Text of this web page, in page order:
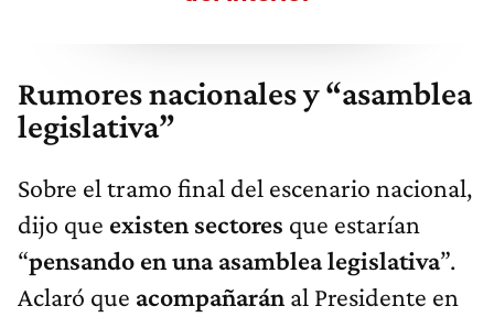
Rumores nacionales y “asamblea
legislativa”
Sobre el tramo final del escenario nacional,
dijo que existen sectores que estarían
“pensando en una asamblea legislativa”.
Aclaró que acompañarán al Presidente en